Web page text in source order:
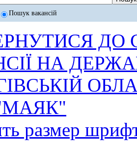
Пошук вакансій
ДО
НА
"МАЯК"
размер